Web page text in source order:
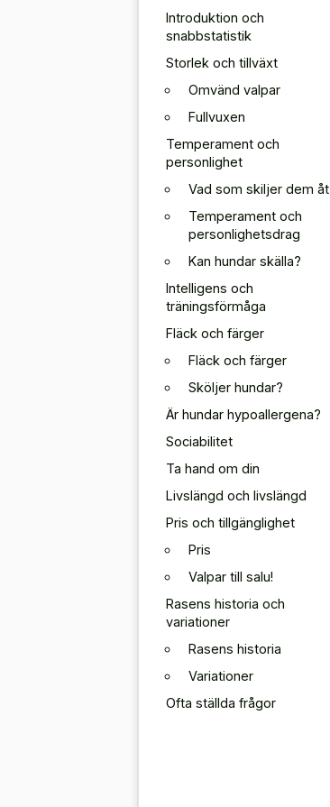
Introduktion och
snabbstatistik
Storlek och tillväxt
Omvänd valpar
Fullvuxen
Temperament och
personlighet
Vad som skiljer dem åt
Temperament och
personlighetsdrag
Kan hundar skälla?
Intelligens och
träningsförmåga
Fläck och färger
Fläck och färger
Sköljer hundar?
Är hundar hypoallergena?
Sociabilitet
Ta hand om din
Livslängd och livslängd
Pris och tillgänglighet
Pris
Valpar till salu!
Rasens historia och
variationer
Rasens historia
Variationer
Ofta ställda frågor